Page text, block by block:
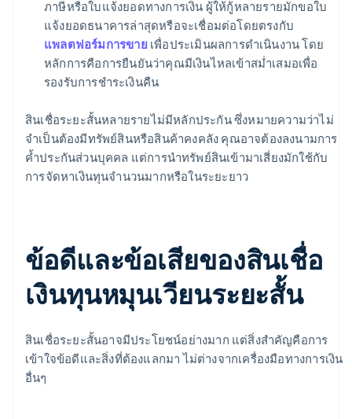
ภาษีหรือใบแจ้งยอดทางการเงิน ผู้ให้กู้หลายรายมักขอใบ
แจ้งยอดธนาคารล่าสุดหรือจะเชื่อมต่อโดยตรงกับ
แพลตฟอร์มการขาย เพื่อประเมินผลการดำเนินงาน โดย
หลักการคือการยืนยันว่าคุณมีเงินไหลเข้าสม่ำเสมอเพื่อ
รองรับการชำระเงินคืน
สินเชื่อระยะสั้นหลายรายไม่มีหลักประกัน ซึ่งหมายความว่าไม่
จำเป็นต้องมีทรัพย์สินหรือสินค้าคงคลัง คุณอาจต้องลงนามการ
ค้ำประกันส่วนบุคคล แต่การนำทรัพย์สินเข้ามาเสี่ยงมักใช้กับ
การจัดหาเงินทุนจำนวนมากหรือในระยะยาว
ข้อดีและข้อเสียของสินเชื่อ
เงินทุนหมุนเวียนระยะสั้น
สินเชื่อระยะสั้นอาจมีประโยชน์อย่างมาก แต่สิ่งสำคัญคือการ
เข้าใจข้อดีและสิ่งที่ต้องแลกมา ไม่ต่างจากเครื่องมือทางการเงิน
อื่นๆ